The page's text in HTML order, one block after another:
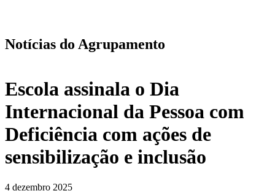
Notícias do Agrupamento
Escola assinala o Dia
Internacional da Pessoa com
Deficiência com ações de
sensibilização e inclusão
4 dezembro 2025